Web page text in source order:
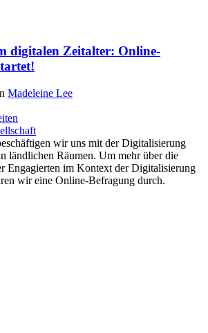
digitalen Zeitalter: Online-
Madeleine Lee
wir uns mit der Digitalisierung
ländlichen Räumen. Um mehr über die
Engagierten im Kontext der Digitalisierung
wir eine Online-Befragung durch.